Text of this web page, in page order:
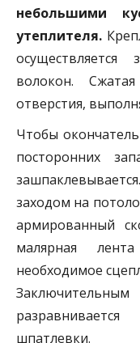
небольшими
утеплителя.
волокон.
отверстия,
Чтобы
посторонних
заходом на
армированный
малярная
необходимое
шпатлевки.